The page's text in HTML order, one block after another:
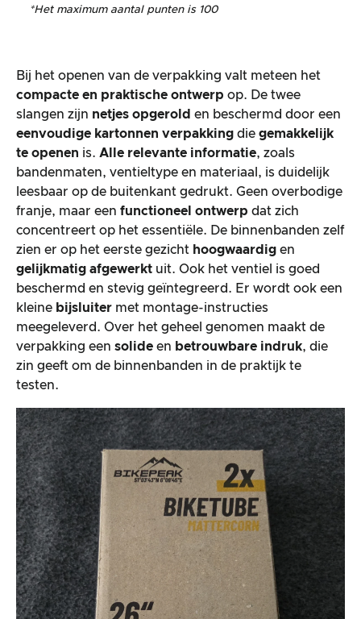
*Het maximum aantal punten is 100
Bij het openen van de verpakking valt meteen het
compacte en praktische ontwerp op. De twee
slangen zijn netjes opgerold en beschermd door een
eenvoudige kartonnen verpakking die gemakkelijk
te openen is. Alle relevante informatie, zoals
bandenmaten, ventieltype en materiaal, is duidelijk
leesbaar op de buitenkant gedrukt. Geen overbodige
franje, maar een functioneel ontwerp dat zich
concentreert op het essentiële. De binnenbanden zelf
zien er op het eerste gezicht hoogwaardig en
gelijkmatig afgewerkt uit. Ook het ventiel is goed
beschermd en stevig geïntegreerd. Er wordt ook een
kleine bijsluiter met montage-instructies
meegeleverd. Over het geheel genomen maakt de
verpakking een solide en betrouwbare indruk, die
zin geeft om de binnenbanden in de praktijk te
testen.